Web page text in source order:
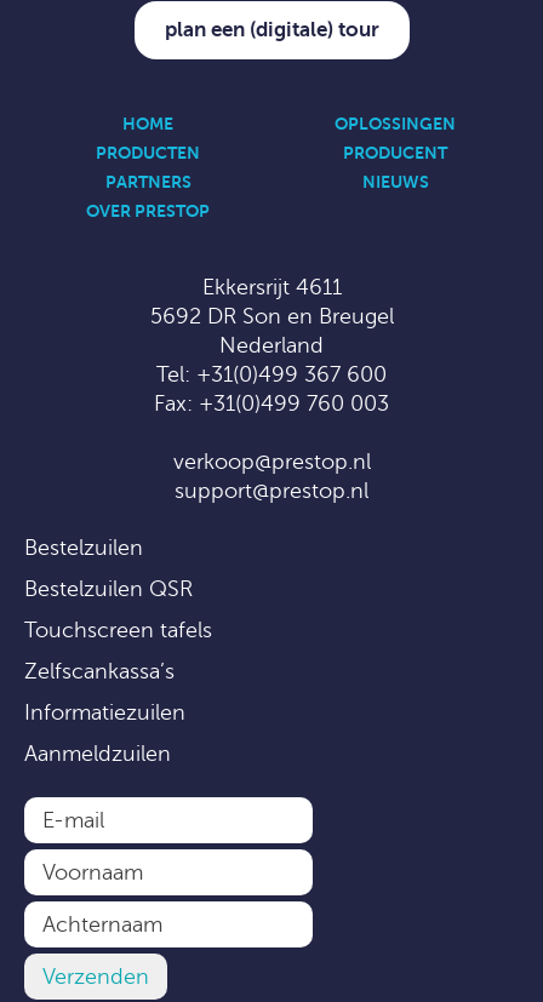
plan een (digitale) tour
HOME
OPLOSSINGEN
PRODUCTEN
PRODUCENT
PARTNERS
NIEUWS
OVER PRESTOP
Ekkersrijt 4611
5692 DR Son en Breugel
Nederland
Tel: +31(0)499 367 600
Fax: +31(0)499 760 003
verkoop@prestop.nl
support@prestop.nl
Bestelzuilen
Bestelzuilen QSR
Touchscreen tafels
Zelfscankassa’s
Informatiezuilen
Aanmeldzuilen